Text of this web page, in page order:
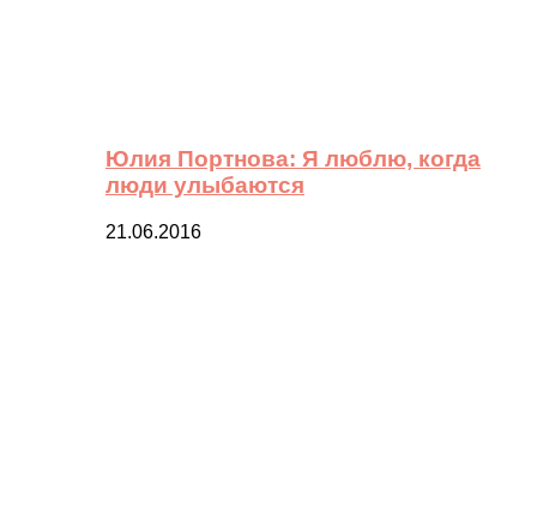
Юлия Портнова: Я люблю, когда
люди улыбаются
21.06.2016